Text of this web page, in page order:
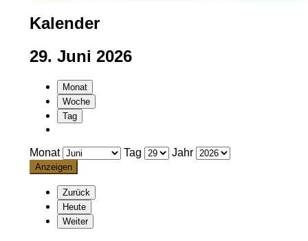
Kalender
29. Juni 2026
Monat
Woche
Tag
Monat Tag Jahr
Zurück
Heute
Weiter